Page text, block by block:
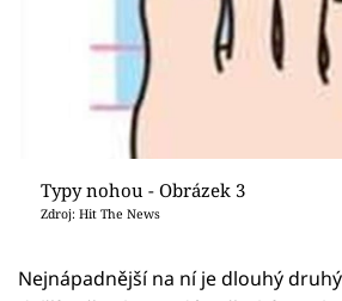
Typy nohou - Obrázek 3
Zdroj: Hit The News
Nejnápadnější na ní je dlouhý